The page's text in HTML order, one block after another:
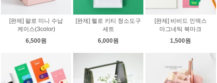
[완제] 팔로 미니 수납
케이스(3color)
6,500원
[완제] 헬로 키티 청소도구
세트
6,000원
[완제] 비비드 인덱스
마그네틱 북마크
1,500원